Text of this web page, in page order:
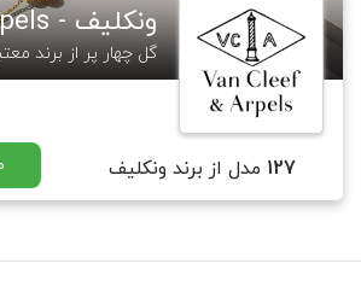
ونکلیف - Van Cleef & Arpels
گل چهار پر از برند
127 مدل از برند ونکلیف